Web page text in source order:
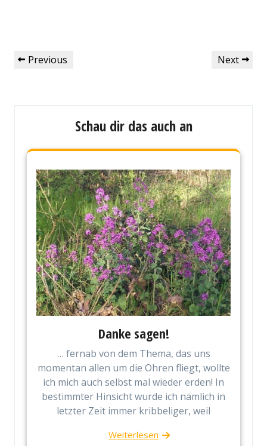
Beitragsnavigation
Previous
Previous
Next
Next
Schau dir das auch an
Danke sagen!
… fernab von dem Thema, das uns
momentan allen um die Ohren fliegt, wollte
ich mich auch selbst mal wieder erden! In
bestimmter Hinsicht wurde ich nämlich in
letzter Zeit immer kribbeliger, weil
Weiterlesen